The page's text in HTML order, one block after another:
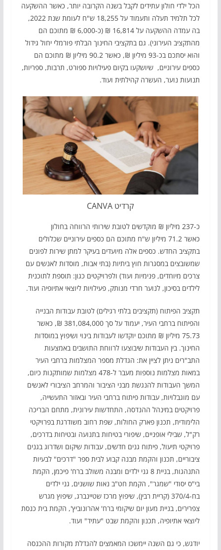
הכל ילדי חולון עתידים לקבל בשנה הקרובה יותר, כאשר ההשקעה
לכל תלמיד תעלה ותעמוד על 18,255 ש"ח לעומת שנת 2022,
בה עמדה ההשקעה על 16,814 ₪ (כ-6,000 ₪ מתוכם הם
מהתקציב העירוני). גם בתקציבי החינוך הבלתי פורמלי יחול גידול
והוא יסתכם בכ-93 מיליון ₪, כאשר 90.2 מיליון ₪ מתוכם הם
כספים עירוניים, שיושקעו בקיום פעילויות ספורט, תרבות, ספריות,
תנועות נוער, העשרה קהילתית ועוד.
קרדיט CANVA
כ-237 מיליון ₪ מוקדשים לטובת שירותי הרווחה בחולון
כאשר 71.2 מיליון ש"ח מתוכם הם כספים עירוניים שכלולים
בתקציב החדש. כספים אלה מיועדים בעיקר למתן שירות לפונים
שמשובצים במסגרות חוץ ביתיות (בתי אבות, מוסדות לאנשים עם
צרכים מיוחדים, פנימיות ועוד) ולפרויקטים כגון: תוספת לתוכנית
לילדים בסיכון, לנוער חרדי מנותק, פעילויות ליוצאי אתיופיה ועוד.
תקציב הפיתוח (תקציבים בלתי רגילים) לטובת עבודות הבנייה
והפיתוח ברחבי העיר, יעמוד על סך 381,084,000 ₪, כאשר
75.73 מיליון ₪ מתוכם יוקדשו לעבודות בינוי ושיפוץ במוסדות
החינוך. בין העבודות שיבוצעו לרווחת התושבים באמצעות
התב"רים ניתן לציין את: הגדלת מספר המצלמות ברחבי העיר
במאות מצלמות נוספות מעבר ל-478 מצלמות שמותקנות כיום,
המשך העבודות להנגשת מבני הציבור והמרחב הציבורי לאנשים
עם מוגבלויות, עבודות פיתוח ברחבי העיר ובאזור התעשייה,
פרויקטים במינהל ההנדסה, התחדשות עירונית, מתחם הבריכה
הלימודית, תכנון פארק החולות, שפת רחוב משודרגת בפרויקטי
רק"ל, שבילי אופניים, שיפורי בטיחות בתנועה ובטיחות בדרכים,
פרויקטי תיעול, פיתוח גנים חדשים, עבודות שיקום ושדרוג בגנים
ציבוריים, תכנון והקמת מבנה קבוע לבית ספר "דרכים" לבעיות
התנהגות, בניית 8 גני ילדים ומבנה משולב ברח' פיכמן, הקמת
בי"ס יסודי "שמגר", הקמת חט"ב נאות שושנים, גני ילדים
בח-370/4 (קריית רבין), שיפוץ מרכז שטיינברג, שיפוץ מגרש
צפרירים, בניית מעון יום שיקומי ברח' אהרונוביץ', הקמת בית כנסת
ליוצאי אתיופיה, תכנון והקמת שבט "עתיד" ועוד.
יודגש, כי גם השנה יימשכו המאמצים להגדלת מקורות ההכנסה